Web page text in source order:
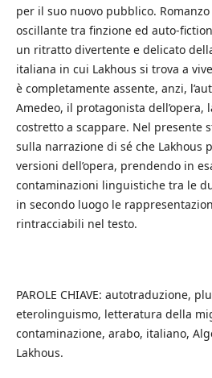
per il suo nuovo pubblico.
oscillante tra finzione ed auto-
un ritratto divertente e delicato
italiana in cui Lakhous si trova a
è completamente assente, anzi,
Amedeo, il protagonista dell’opera,
costretto a scappare. Nel presente
sulla narrazione di sé che Lakhous
versioni dell’opera, prendendo in
contaminazioni linguistiche tra le
in secondo luogo le
rintracciabili nel testo.
PAROLE CHIAVE: autotraduzione,
eterolinguismo, letteratura della
contaminazione, arabo, italiano,
Lakhous.